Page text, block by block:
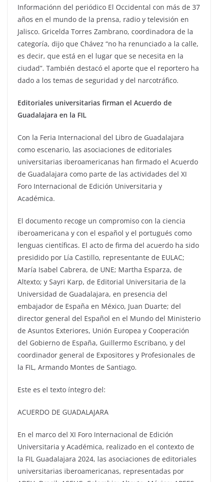
Informaciónn del periódico El Occidental con más de 37
años en el mundo de la prensa, radio y televisión en
Jalisco. Gricelda Torres Zambrano, coordinadora de la
categoría, dijo que Chávez “no ha renunciado a la calle,
es decir, que está en el lugar que se necesita en la
ciudad”. También destacó el aporte que el reportero ha
dado a los temas de seguridad y del narcotráfico.
Editoriales universitarias firman el Acuerdo de
Guadalajara en la FIL
Con la Feria Internacional del Libro de Guadalajara
como escenario, las asociaciones de editoriales
universitarias iberoamericanas han firmado el Acuerdo
de Guadalajara como parte de las actividades del XI
Foro Internacional de Edición Universitaria y
Académica.
El documento recoge un compromiso con la ciencia
iberoamericana y con el español y el portugués como
lenguas científicas. El acto de firma del acuerdo ha sido
presidido por Lía Castillo, representante de EULAC;
María Isabel Cabrera, de UNE; Martha Esparza, de
Altexto; y Sayri Karp, de Editorial Universitaria de la
Universidad de Guadalajara, en presencia del
embajador de España en México, Juan Duarte; del
director general del Español en el Mundo del Ministerio
de Asuntos Exteriores, Unión Europea y Cooperación
del Gobierno de España, Guillermo Escribano, y del
coordinador general de Expositores y Profesionales de
la FIL, Armando Montes de Santiago.
Este es el texto íntegro del:
ACUERDO DE GUADALAJARA
En el marco del XI Foro Internacional de Edición
Universitaria y Académica, realizado en el contexto de
la FIL Guadalajara 2024, las asociaciones de editoriales
universitarias iberoamericanas, representadas por